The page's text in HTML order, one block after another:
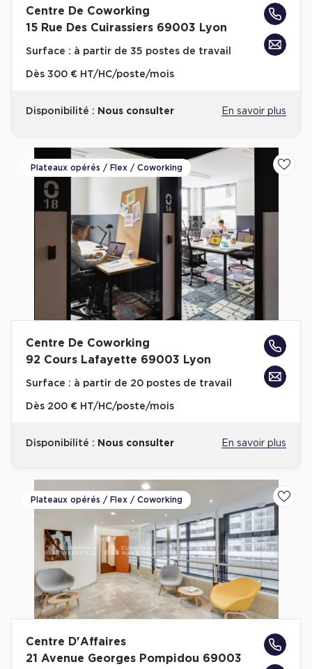
Achat de Bureaux à Rennes
Bureaux certifiés - Environnement
Location bureaux Bellecour - Cordeliers (Lyon)
Haussmanniens
Location d'Entrepôts / Activités
Location d'Entrepôts / Activités à Aix-en-Provence
Location d'Entrepôts / Activités à Saint-Priest
Location d'Entrepôts / Activités à Rennes
Achat d'Entrepôts / Activités
Achat d'Entrepôts / Activités à Lyon
Achat d'Entrepôts / Activités à Toulouse
Achat d'Entrepôts / Activités à Dijon
Collections d'Entrepôts / Activités
Entrepôts et Locaux d'activités indépendants
Entrepôts et Locaux d'activités avec quai de
chargement
Entrepôts et Locaux d'activités - Programmes neufs
Centre De Coworking
15 Rue Des Cuirassiers 69003 Lyon
Surface : à partir de 35 postes de travail
Dès 300 € HT/HC/poste/mois
Disponibilité : Nous consulter En savoir plus
Plateaux opérés / Flex / Coworking
Centre De Coworking
92 Cours Lafayette 69003 Lyon
Surface : à partir de 20 postes de travail
Dès 200 € HT/HC/poste/mois
Disponibilité : Nous consulter En savoir plus
Plateaux opérés / Flex / Coworking
Centre D'Affaires
21 Avenue Georges Pompidou 69003